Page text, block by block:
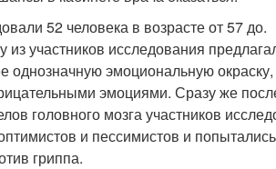
52 человека в возрасте от 57 до.
из участников исследования
однозначную эмоциональную
эмоциями. Сразу же
головного мозга участников
и пессимистов и
гриппа.